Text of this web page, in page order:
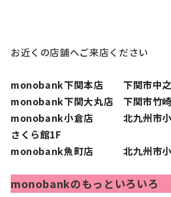
お近くの店舗へご来店ください
monobank下関本店 下関市中
monobank下関大丸店 下関市竹
monobank小倉店 北九州市小
さくら館1F
monobank魚町店 北九州市小
monobankのもっといろいろ